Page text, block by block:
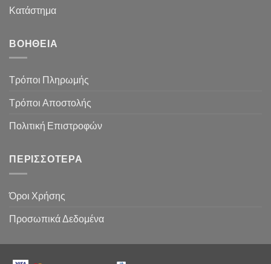
Κατάστημα
ΒΟΉΘΕΙΑ
Τρόποι Πληρωμής
Τρόποι Αποστολής
Πολιτική Επιστροφών
ΠΕΡΙΣΣΌΤΕΡΑ
Όροι Χρήσης
Προσωπικά Δεδομένα